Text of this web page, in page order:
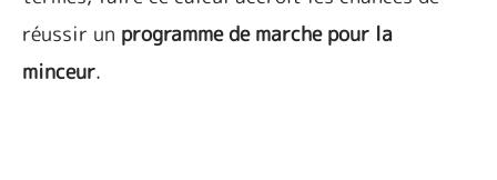
réussir un programme de marche pour la
minceur.